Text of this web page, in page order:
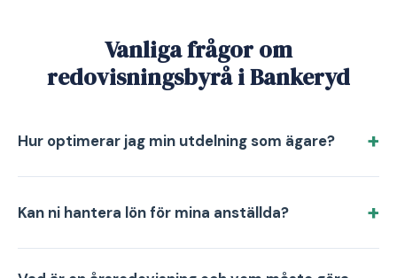
Vanliga frågor om
redovisningsbyrå i Bankeryd
Hur optimerar jag min utdelning som ägare?
Kan ni hantera lön för mina anställda?